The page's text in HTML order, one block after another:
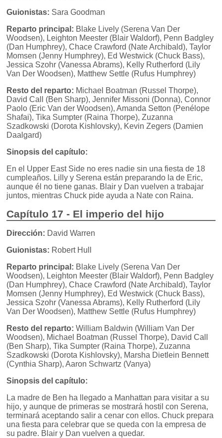
Guionistas: Sara Goodman
Reparto principal: Blake Lively (Serena Van Der
Woodsen), Leighton Meester (Blair Waldorf), Penn Badgley
(Dan Humphrey), Chace Crawford (Nate Archibald), Taylor
Momsen (Jenny Humphrey), Ed Westwick (Chuck Bass),
Jessica Szohr (Vanessa Abrams), Kelly Rutherford (Lily
Van Der Woodsen), Matthew Settle (Rufus Humphrey)
Resto del reparto: Michael Boatman (Russel Thorpe),
David Call (Ben Sharp), Jennifer Missoni (Donna), Connor
Paolo (Eric Van der Woodsen), Amanda Setton (Penélope
Shafai), Tika Sumpter (Raina Thorpe), Zuzanna
Szadkowski (Dorota Kishlovsky), Kevin Zegers (Damien
Daalgard)
Sinopsis del capítulo:
En el Upper East Side no eres nadie sin una fiesta de 18
cumpleaños. Lilly y Serena están preparando la de Eric,
aunque él no tiene ganas. Blair y Dan vuelven a trabajar
juntos, mientras Chuck pide ayuda a Nate con Raina.
Capítulo 17 - El imperio del hijo
Dirección: David Warren
Guionistas: Robert Hull
Reparto principal: Blake Lively (Serena Van Der
Woodsen), Leighton Meester (Blair Waldorf), Penn Badgley
(Dan Humphrey), Chace Crawford (Nate Archibald), Taylor
Momsen (Jenny Humphrey), Ed Westwick (Chuck Bass),
Jessica Szohr (Vanessa Abrams), Kelly Rutherford (Lily
Van Der Woodsen), Matthew Settle (Rufus Humphrey)
Resto del reparto: William Baldwin (William Van Der
Woodsen), Michael Boatman (Russel Thorpe), David Call
(Ben Sharp), Tika Sumpter (Raina Thorpe), Zuzanna
Szadkowski (Dorota Kishlovsky), Marsha Dietlein Bennett
(Cynthia Sharp), Aaron Schwartz (Vanya)
Sinopsis del capítulo:
La madre de Ben ha llegado a Manhattan para visitar a su
hijo, y aunque de primeras se mostrará hostil con Serena,
terminará aceptando salir a cenar con ellos. Chuck prepara
una fiesta para celebrar que se queda con la empresa de
su padre. Blair y Dan vuelven a quedar.